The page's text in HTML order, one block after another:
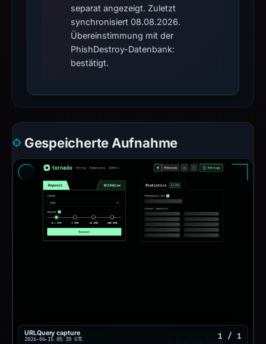
separat angezeigt. Zuletzt
synchronisiert 08.08.2026.
Übereinstimmung mit der
PhishDestroy-Datenbank:
bestätigt.
Gespeicherte Aufnahme
URLQuery capture
2026-04-15 05:30 UTC 1 / 1